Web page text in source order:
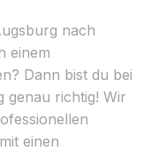
nach
einem
Dann bist du bei
genau richtig! Wir
einen